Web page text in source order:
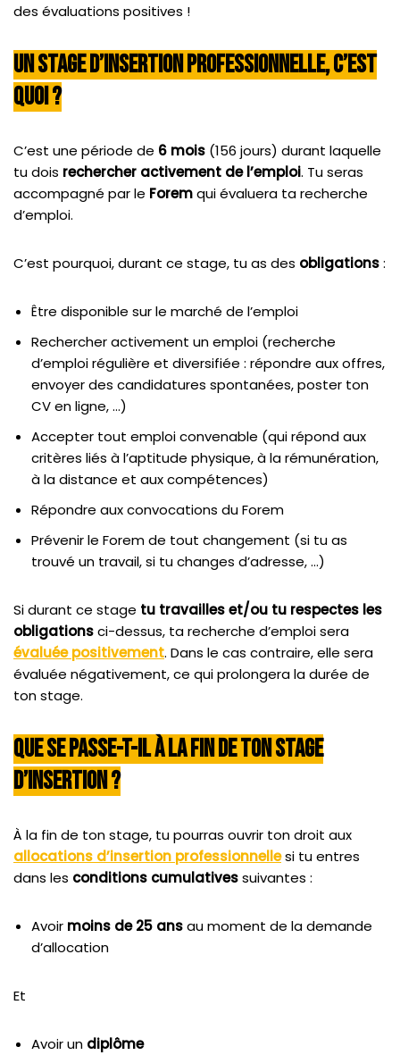
des évaluations positives !
Un Stage D’insertion Professionnelle, C’est
Quoi ?
C’est une période de 6 mois (156 jours) durant laquelle
tu dois rechercher activement de l’emploi. Tu seras
accompagné par le Foremqui évaluera ta recherche
d’emploi.
C’est pourquoi, durant ce stage, tu as des obligations:
Être disponible sur le marché de l’emploi
Rechercher activement un emploi (recherche
d’emploi régulière et diversifiée : répondre aux offres,
envoyer des candidatures spontanées, poster ton
CV en ligne, …)
Accepter tout emploi convenable (qui répond aux
critères liés à l’aptitude physique, à la rémunération,
à la distance et aux compétences)
Répondre aux convocations du Forem
Prévenir le Forem de tout changement (si tu as
trouvé un travail, si tu changes d’adresse, …)
Si durant ce stage tu travailles et/ou tu respectes les
obligationsci-dessus, ta recherche d’emploi sera
évaluée positivement. Dans le cas contraire, elle sera
évaluée négativement, ce qui prolongera la durée de
ton stage.
Que Se Passe-T-Il À La Fin De Ton Stage
D’insertion ?
À la fin de ton stage, tu pourras ouvrir ton droit aux
allocations d’insertion professionnellesi tu entres
dans les conditions cumulativessuivantes :
Avoir moins de 25 ansau moment de la demande
d’allocation
Et
Avoir un diplôme